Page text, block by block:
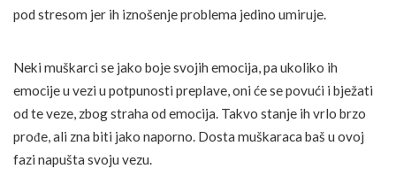
pod stresom jer ih iznošenje problema jedino umiruje.
Neki muškarci se jako boje svojih emocija, pa ukoliko ih
emocije u vezi u potpunosti preplave, oni će se povući i bježati
od te veze, zbog straha od emocija. Takvo stanje ih vrlo brzo
prođe, ali zna biti jako naporno. Dosta muškaraca baš u ovoj
fazi napušta svoju vezu.